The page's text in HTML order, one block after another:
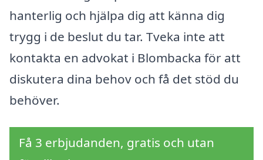
hanterlig och hjälpa dig att känna dig
trygg i de beslut du tar. Tveka inte att
kontakta en advokat i Blombacka för att
diskutera dina behov och få det stöd du
behöver.
Få 3 erbjudanden, gratis och utan